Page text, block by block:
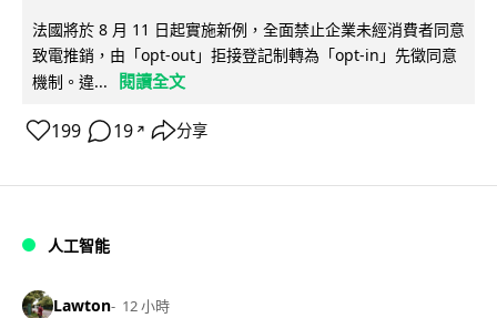
法國將於 8 月 11 日起實施新例，全面禁止企業未經消費者同意
致電推銷，由「opt-out」拒接登記制轉為「opt-in」先徵同意
機制。違...
閱讀全文
199 19 ↗ 分享
人工智能
Lawton 12 小時